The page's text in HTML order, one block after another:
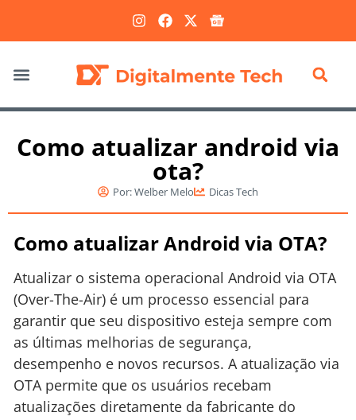
Como atualizar android via
ota?
Por:Welber Melo Dicas Tech
Como atualizar Android via OTA?
Atualizar o sistema operacional Android via OTA
(Over-The-Air) é um processo essencial para
garantir que seu dispositivo esteja sempre com
as últimas melhorias de segurança,
desempenho e novos recursos. A atualização via
OTA permite que os usuários recebam
atualizações diretamente da fabricante do